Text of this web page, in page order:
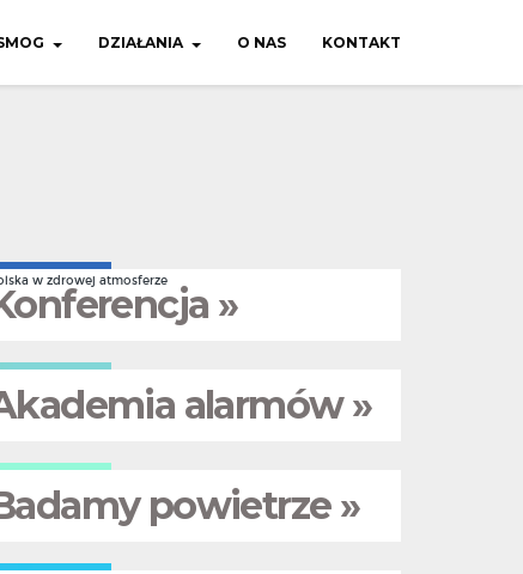
DZIAŁANIA O NAS KONTAKT
w zdrowej atmosferze »
alarmów »
powietrze »